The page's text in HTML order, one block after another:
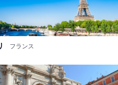
フランス